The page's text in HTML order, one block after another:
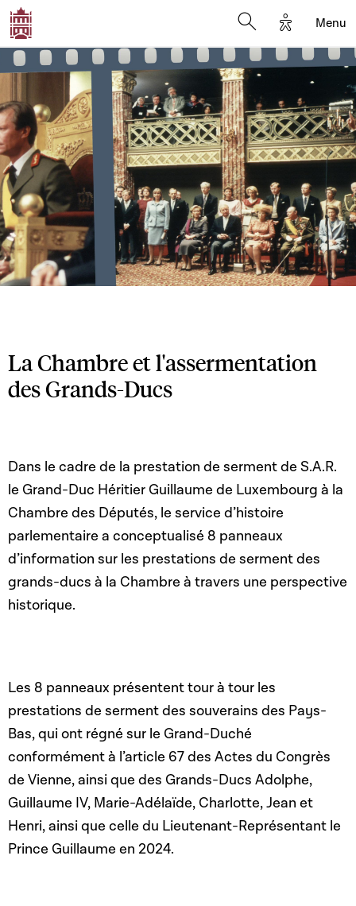
Options
Menu
La Chambre et l'assermentation
des Grands-Ducs
Dans le cadre de la prestation de serment de S.A.R.
le Grand-Duc Héritier Guillaume de Luxembourg à la
Chambre des Députés, le service d’histoire
parlementaire a conceptualisé 8 panneaux
d’information sur les prestations de serment des
grands-ducs à la Chambre à travers une perspective
historique.
Les 8 panneaux présentent tour à tour les
prestations de serment des souverains des Pays-
Bas, qui ont régné sur le Grand-Duché
conformément à l’article 67 des Actes du Congrès
de Vienne, ainsi que des Grands-Ducs Adolphe,
Guillaume IV, Marie-Adélaïde, Charlotte, Jean et
Henri, ainsi que celle du Lieutenant-Représentant le
Prince Guillaume en 2024.